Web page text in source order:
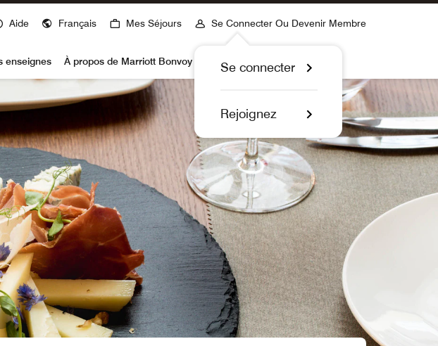
Aide Français Mes Séjours Se Connecter Ou Devenir Membre
Se connecter
Rejoignez
enseignes À propos de Marriott Bonvoy